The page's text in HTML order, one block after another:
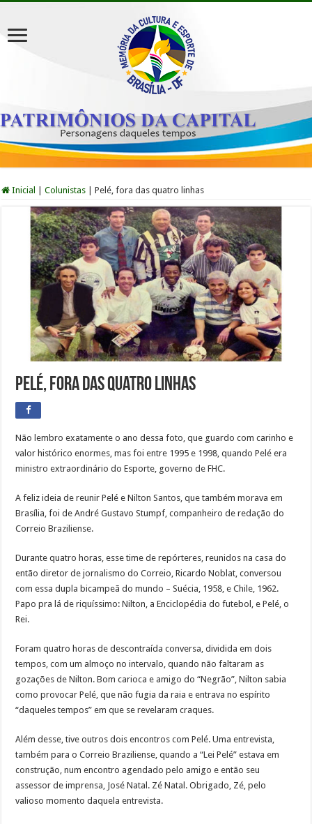
Inicial Colunistas Pelé, fora das quatro linhas
Pelé, fora das quatro linhas
Não lembro exatamente o ano dessa foto, que guardo com carinho e
valor histórico enormes, mas foi entre 1995 e 1998, quando Pelé era
ministro extraordinário do Esporte, governo de FHC.
A feliz ideia de reunir Pelé e Nilton Santos, que também morava em
Brasília, foi de André Gustavo Stumpf, companheiro de redação do
Correio Braziliense.
Durante quatro horas, esse time de repórteres, reunidos na casa do
então diretor de jornalismo do Correio, Ricardo Noblat, conversou
com essa dupla bicampeã do mundo – Suécia, 1958, e Chile, 1962.
Papo pra lá de riquíssimo: Nilton, a Enciclopédia do futebol, e Pelé, o
Rei.
Foram quatro horas de descontraída conversa, dividida em dois
tempos, com um almoço no intervalo, quando não faltaram as
gozações de Nilton. Bom carioca e amigo do “Negrão”, Nilton sabia
como provocar Pelé, que não fugia da raia e entrava no espírito
“daqueles tempos” em que se revelaram craques.
Além desse, tive outros dois encontros com Pelé. Uma entrevista,
também para o Correio Braziliense, quando a “Lei Pelé” estava em
construção, num encontro agendado pelo amigo e então seu
assessor de imprensa, José Natal. Zé Natal. Obrigado, Zé, pelo
valioso momento daquela entrevista.